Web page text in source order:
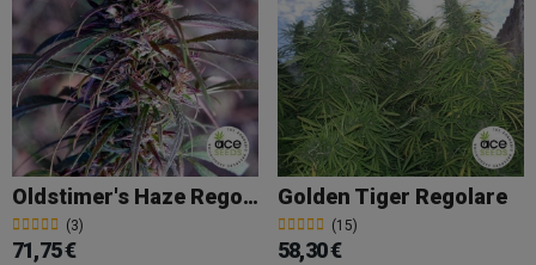
Oldstimer's Haze Regolare
(3)
71,75 €
Golden Tiger Regolare
(15)
58,30 €